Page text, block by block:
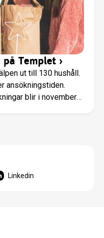
Templet ›
ut till 130 hushåll.
ansökningstiden.
blir i november
Linkedin